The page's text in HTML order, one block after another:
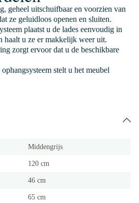
geheel uitschuifbaar en voorzien van
ze geluidloos openen en sluiten.
plaatst u de lades eenvoudig in
haalt u ze er makkelijk weer uit.
zorgt ervoor dat u de beschikbare
stelt u het meubel
Middengrijs
120 cm
46 cm
65 cm